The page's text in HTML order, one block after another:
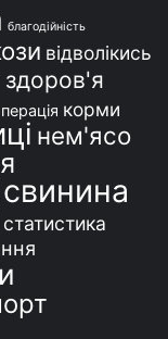
благодійність
відволікись
здоров'я
корми
нем'ясо
свинина
статистика